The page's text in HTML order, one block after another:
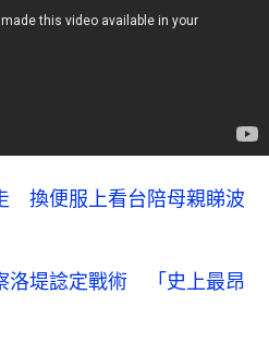
換便服上看台陪母親睇波
堤諗定戰術 「史上最昂